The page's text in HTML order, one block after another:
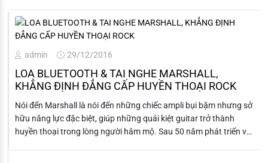
admin 29/12/2016
LOA BLUETOOTH & TAI NGHE MARSHALL,
KHẲNG ĐỊNH ĐẲNG CẤP HUYỀN THOẠI ROCK
Nói đến Marshall là nói đến những chiếc ampli bụi bặm nhưng sở
hữu năng lực đặc biệt, giúp những quái kiệt guitar trở thành
huyền thoại trong lòng người hâm mộ. Sau 50 năm phát triển và